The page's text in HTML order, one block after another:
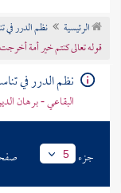
تراجم الأعلام
الرئيسية نظم الدرر في
قوله تعالى كنتم خير أمة
نظم الدرر في
البقاعي - برهان
جزء 5